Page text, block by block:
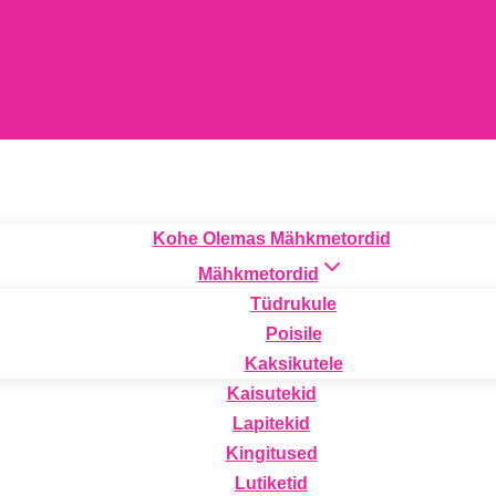
Kohe Olemas Mähkmetordid
Mähkmetordid
Tüdrukule
Poisile
Kaksikutele
Kaisutekid
Lapitekid
Kingitused
Lutiketid